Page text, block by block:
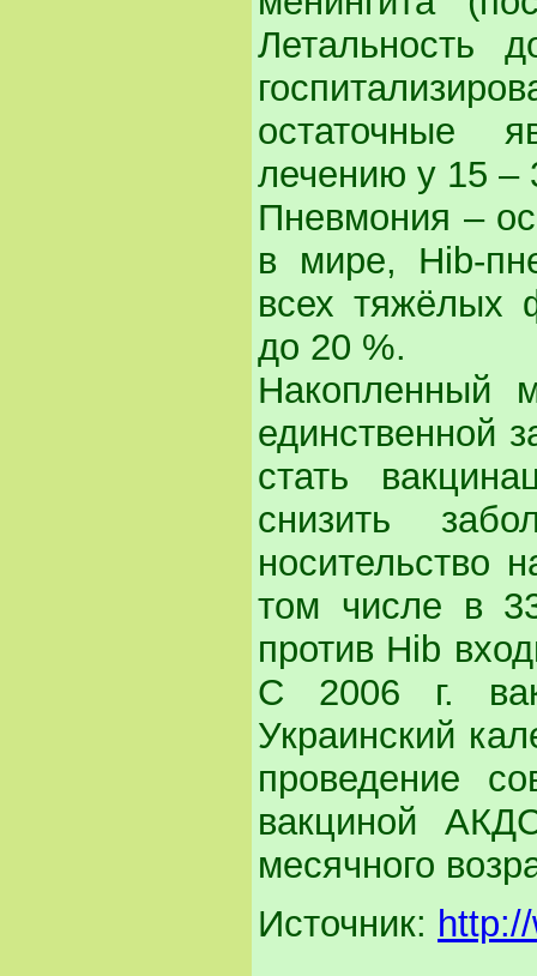
Летальность
остаточные
лечению у 15 –
Пневмония –
в мире, Hib-
всех тяжёлых
до 20 %.
Накопленный
единственной
стать
снизить
носительство
том числе в
против Hib
С 2006 г.
Украинский
проведение
вакциной
месячного
Источник: